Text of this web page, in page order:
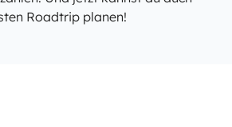
Roadtrip planen!